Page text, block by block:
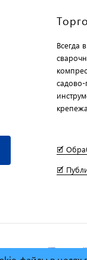
Всегда
🗹
🗹
и техники